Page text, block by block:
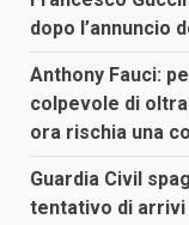
dopo l’annuncio
Anthony Fauci:
colpevole di
ora rischia una
Guardia Civil
tentativo di arrivi